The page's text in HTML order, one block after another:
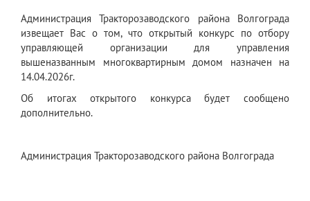
Администрация Тракторозаводского района Волгограда
извещает Вас о том, что открытый конкурс по отбору
управляющей организации для управления
вышеназванным многоквартирным домом назначен на
14.04.2026г.
Об итогах открытого конкурса будет сообщено
дополнительно.
Администрация Тракторозаводского района Волгограда